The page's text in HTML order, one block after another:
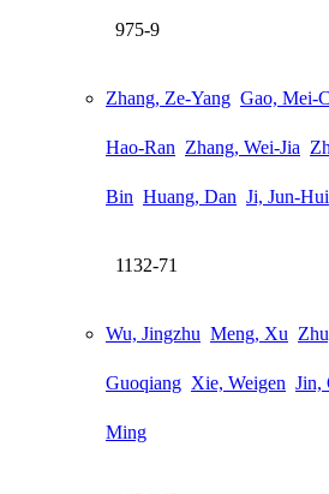
975-9
Zhang, Ze-Yang Gao, Mei-
Hao-Ran Zhang, Wei-Jia
Bin Huang, Dan Ji, Jun-Hui
1132-71
Wu, Jingzhu Meng, Xu
Guoqiang Xie, Weigen Jin,
Ming